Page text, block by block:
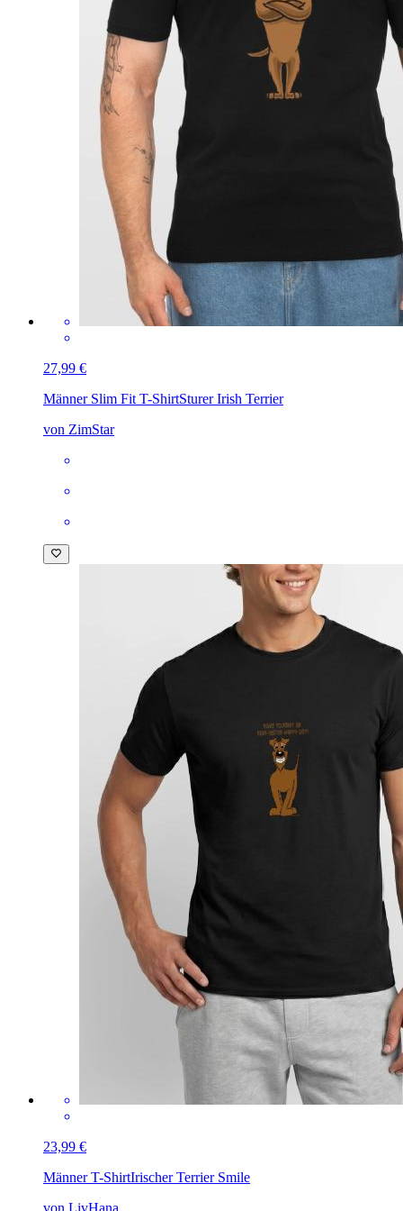
27,99 €
Männer Slim Fit T-ShirtSturer Irish Terrier
von ZimStar
23,99 €
Männer T-ShirtIrischer Terrier Smile
von LivHana